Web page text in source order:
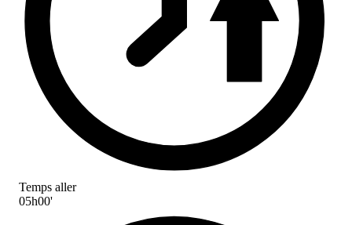
Temps aller
05h00'